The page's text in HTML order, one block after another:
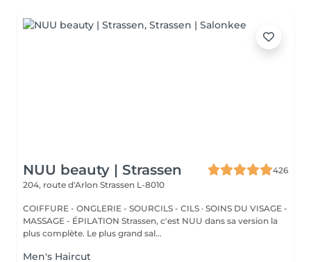
NUU beauty | Strassen
426
204, route d'Arlon Strassen L-8010
COIFFURE - ONGLERIE - SOURCILS - CILS · SOINS DU VISAGE -
MASSAGE - ÉPILATION Strassen, c'est NUU dans sa version la
plus complète. Le plus grand sal...
Men's Haircut